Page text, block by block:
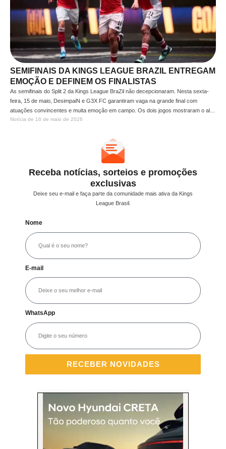
SEMIFINAIS DA KINGS LEAGUE BRAZIL ENTREGAM
EMOÇÃO E DEFINEM OS FINALISTAS
As semifinais do Split 2 da Kings League BraZil não decepcionaram. Nesta sexta-
feira, 15 de maio, DesimpaiN e G3X FC garantiram vaga na grande final com
atuações convincentes e muita emoção em campo. Os dois jogos mostraram o alto
nível técnico da competição e definiram os times que vão brigar pelo título do split e
Notícia de 16 de maio de 2026
Receba notícias, sorteios e promoções
exclusivas
Deixe seu e-mail e faça parte da comunidade mais ativa da Kings
League Brasil.
Nome
E-mail
WhatsApp
RECEBER NOVIDADES